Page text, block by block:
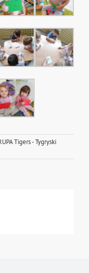
Tigers - Tygryski